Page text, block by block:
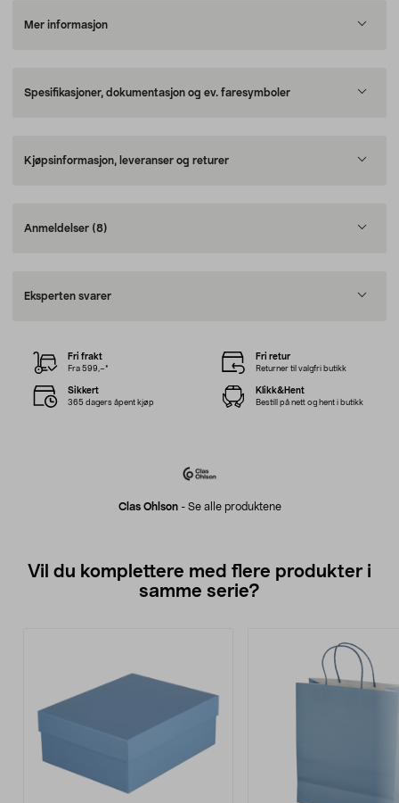
Mer informasjon
Spesifikasjoner, dokumentasjon og ev. faresymboler
Kjøpsinformasjon, leveranser og returer
Anmeldelser (8)
Eksperten svarer
Clas Ohlson- Se alle produktene
Fri frakt
Fra 599,–*
Fri retur
Returner til valgfri butikk
Sikkert
365 dagers åpent kjøp
Klikk&Hent
Bestill på nett og hent i butikk
Vil du komplettere med flere produkter i
samme serie?